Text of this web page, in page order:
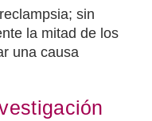
sin
la mitad de los
una causa